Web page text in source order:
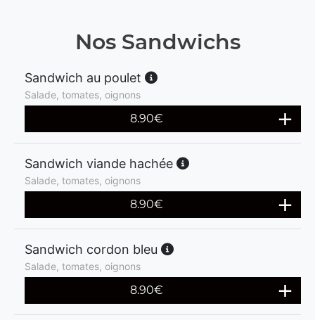
Nos Sandwichs
Sandwich au poulet
Salade, tomates, oignons
8.90€
Sandwich viande hachée
Salade, tomates, oignons
8.90€
Sandwich cordon bleu
Salade, tomates, oignons
8.90€